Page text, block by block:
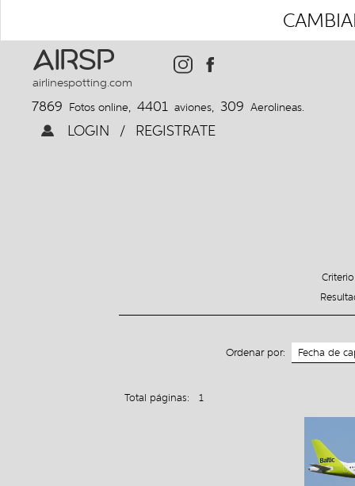
AIRSP
airlinespotting.com
7869 Fotos online, 4401 aviones, 309 Aerolineas.
LOGIN / REGISTRATE
Ordenar por:
Total páginas: 1